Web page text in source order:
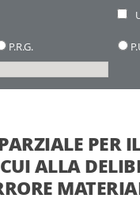
P.R.G.
la
PER
ALLA